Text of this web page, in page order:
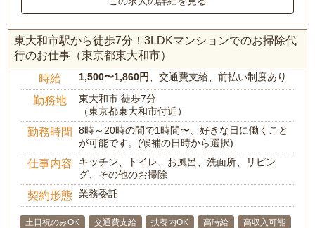
東大和市駅から徒歩7分！3LDKマンションでのお掃除代
行のお仕事（東京都東大和市）
時給 1,500〜1,860円 、交通費支給、前払い制度あり
勤務地
東大和市 徒歩7分
（東京都東大和市付近）
勤務時間
8時～20時の間で1時間〜、好きな日に働くこと
が可能です。(候補の日時から選択)
仕事内容
キッチン、トイレ、お風呂、洗面所、リビン
グ、その他のお掃除
契約形態 業務委託
土日祝のみOK 交通費支給 扶養内OK 高時給
高収入可能